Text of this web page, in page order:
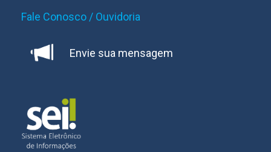
Fale Conosco / Ouvidoria
Envie sua mensagem